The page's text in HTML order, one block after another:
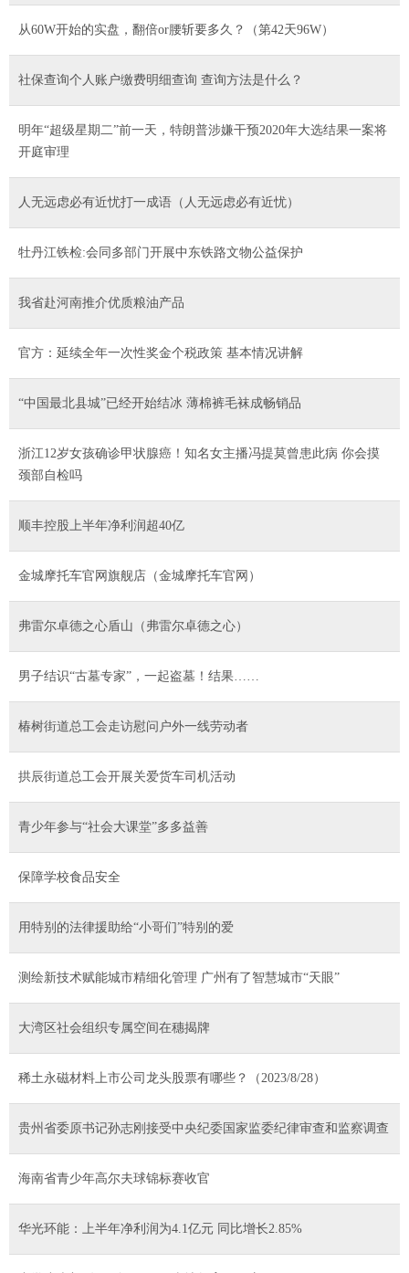
从60W开始的实盘，翻倍or腰斩要多久？（第42天96W）
社保查询个人账户缴费明细查询 查询方法是什么？
明年“超级星期二”前一天，特朗普涉嫌干预2020年大选结果一案将
开庭审理
人无远虑必有近忧打一成语（人无远虑必有近忧）
牡丹江铁检:会同多部门开展中东铁路文物公益保护
我省赴河南推介优质粮油产品
官方：延续全年一次性奖金个税政策 基本情况讲解
“中国最北县城”已经开始结冰 薄棉裤毛袜成畅销品
浙江12岁女孩确诊甲状腺癌！知名女主播冯提莫曾患此病 你会摸
颈部自检吗
顺丰控股上半年净利润超40亿
金城摩托车官网旗舰店（金城摩托车官网）
弗雷尔卓德之心盾山（弗雷尔卓德之心）
男子结识“古墓专家”，一起盗墓！结果……
椿树街道总工会走访慰问户外一线劳动者
拱辰街道总工会开展关爱货车司机活动
青少年参与“社会大课堂”多多益善
保障学校食品安全
用特别的法律援助给“小哥们”特别的爱
测绘新技术赋能城市精细化管理 广州有了智慧城市“天眼”
大湾区社会组织专属空间在穗揭牌
稀土永磁材料上市公司龙头股票有哪些？（2023/8/28）
贵州省委原书记孙志刚接受中央纪委国家监委纪律审查和监察调查
海南省青少年高尔夫球锦标赛收官
华光环能：上半年净利润为4.1亿元 同比增长2.85%